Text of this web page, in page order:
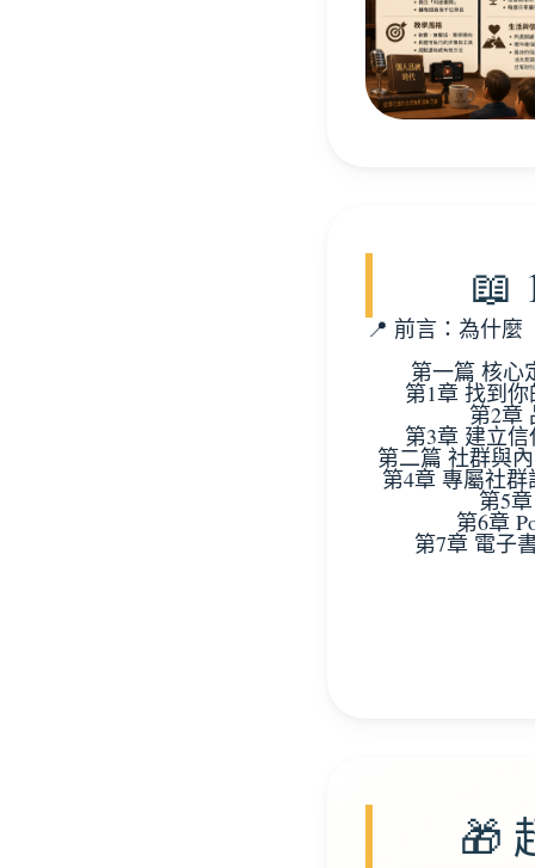
📖
📍 前言：為什麼
第一篇 核
第1章 找到
第2章
第3章 建立
第二篇 社群與
第4章 專屬社
第5
第6章
第7章 電子
🎁